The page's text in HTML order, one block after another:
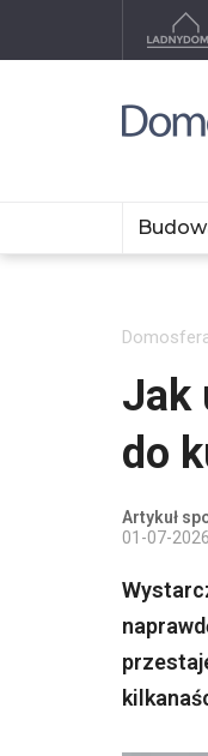
Jak
do
Artykuł
01-07-